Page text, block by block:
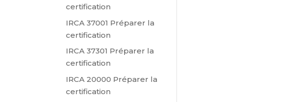
certification
IRCA 37001 Préparer la
certification
IRCA 37301 Préparer la
certification
IRCA 20000 Préparer la
certification